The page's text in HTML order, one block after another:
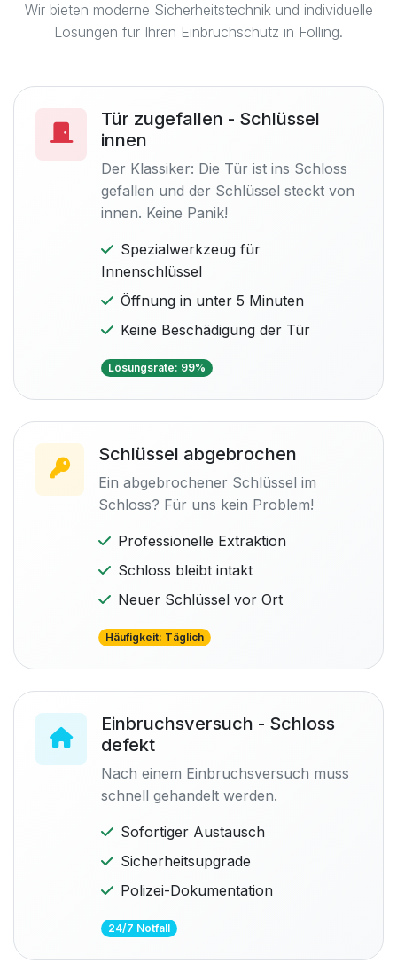
Wir bieten moderne Sicherheitstechnik und individuelle
Lösungen für Ihren Einbruchschutz in Fölling.
Tür zugefallen - Schlüssel
innen
Der Klassiker: Die Tür ist ins Schloss
gefallen und der Schlüssel steckt von
innen. Keine Panik!
Spezialwerkzeug für
Innenschlüssel
Öffnung in unter 5 Minuten
Keine Beschädigung der Tür
Lösungsrate: 99%
Schlüssel abgebrochen
Ein abgebrochener Schlüssel im
Schloss? Für uns kein Problem!
Professionelle Extraktion
Schloss bleibt intakt
Neuer Schlüssel vor Ort
Häufigkeit: Täglich
Einbruchsversuch - Schloss
defekt
Nach einem Einbruchsversuch muss
schnell gehandelt werden.
Sofortiger Austausch
Sicherheitsupgrade
Polizei-Dokumentation
24/7 Notfall